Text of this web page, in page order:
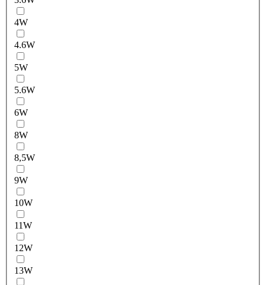
4W
4.6W
5W
5.6W
6W
8W
8,5W
9W
10W
11W
12W
13W